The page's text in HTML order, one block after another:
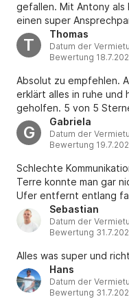
gefallen. Mit Antony als
einen super
hilfsbereit. Jederzeit
T
Thomas
Datum der
Bewertung
Absolut zu empfehlen.
erklärt alles in ruhe und
geholfen. 5 von 5
G
Gabriela
Datum der
Bewertung
Schlechte
Terre konnte man gar
Ufer entfernt entlang
Sebastian
Datum der
Bewertung
Alles was super und
Hans
Datum der
Bewertung